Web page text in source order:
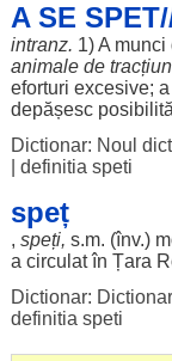
A SE
intranz. 1) A munci
animalede
eforturi excesive;
depășesc
Dictionar: Noul
definitia speti
speț
, speți, s.m. (înv.)
a circulatîn Țara
Dictionar:
definitia speti